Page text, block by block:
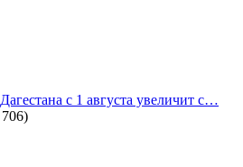
с 1 августа увеличит с…